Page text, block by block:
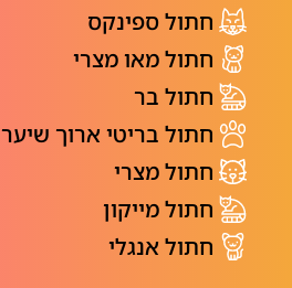
חתול ספינקס
חתול מאו מצרי
חתול בר
חתול בריטי ארוך שיער
חתול מצרי
חתול מייקון
חתול אנגלי